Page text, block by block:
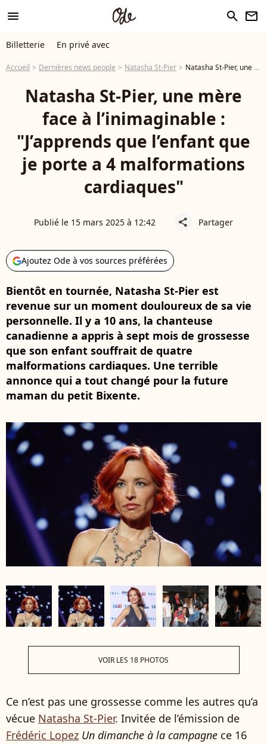
menu search newsletter
Billetterie En privé avec
Accueil Dernières news people Natasha St-Pier Natasha St-Pier, une mère face à l’inimaginable : "J’apprends que l’enfant que je porte a 4 malformations cardiaques"
Natasha St-Pier, une mère
face à l’inimaginable :
"J’apprends que l’enfant que
je porte a 4 malformations
cardiaques"
Publié le 15 mars 2025 à 12:42 share Partager
Ajoutez Ode à vos sources préférées
Bientôt en tournée, Natasha St-Pier est
revenue sur un moment douloureux de sa vie
personnelle. Il y a 10 ans, la chanteuse
canadienne a appris à sept mois de grossesse
que son enfant souffrait de quatre
malformations cardiaques. Une terrible
annonce qui a tout changé pour la future
maman du petit Bixente.
VOIR LES 18 PHOTOS
Ce n’est pas une grossesse comme les autres qu’a
vécue Natasha St-Pier. Invitée de l’émission de
Frédéric Lopez Un dimanche à la campagne ce 16